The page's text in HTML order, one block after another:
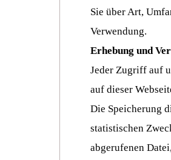
Sie über Art,
Verwendung.
Erhebung und
Jeder Zugriff auf
auf dieser
Die Speicherung
statistischen
abgerufenen